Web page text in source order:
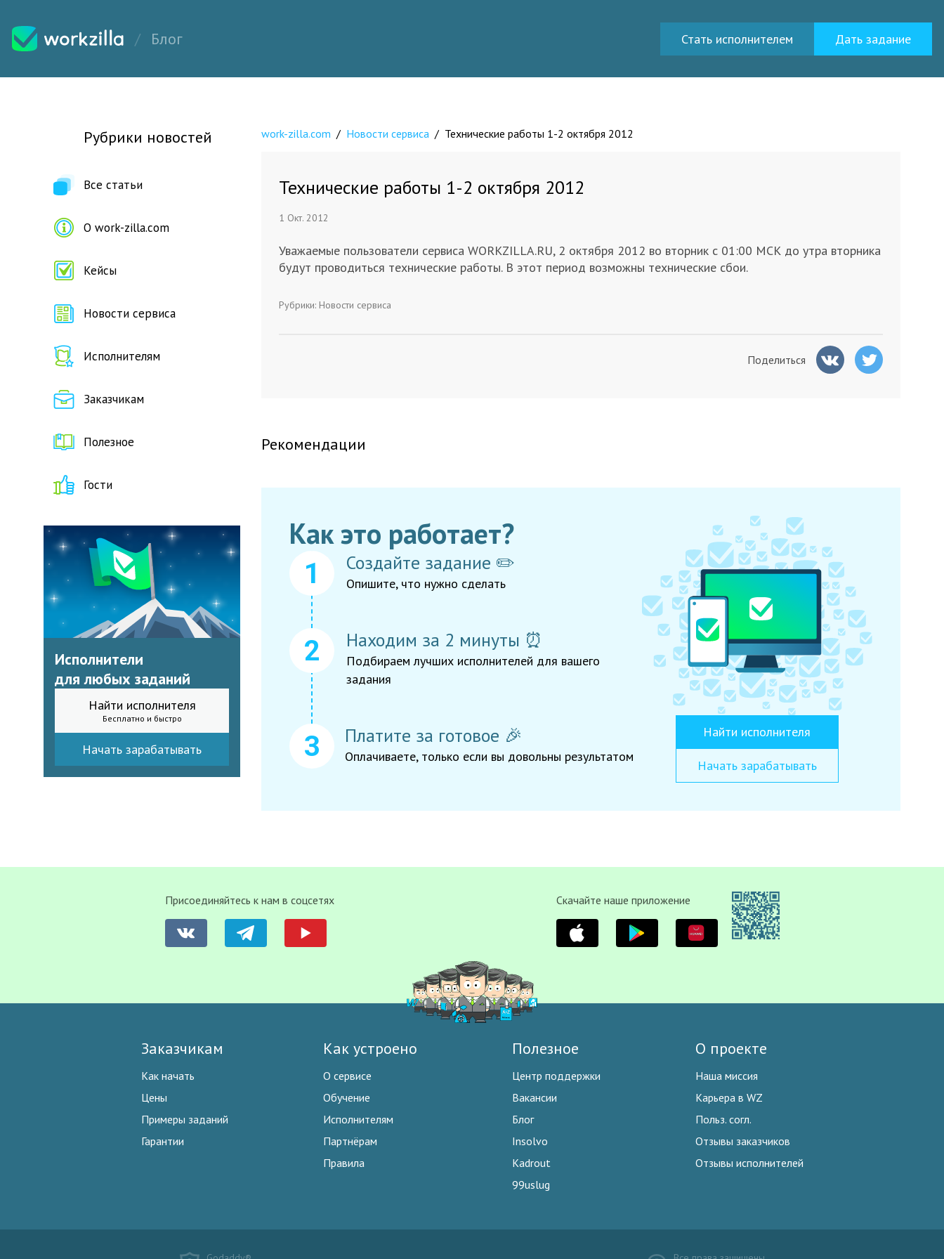
Блог Стать исполнителем Дать задание
Рубрики новостей
Все статьи
О work-zilla.com
Кейсы
Новости сервиса
Исполнителям
Заказчикам
Полезное
Гости
Исполнители
для любых заданий
Найти исполнителя
Бесплатно и быстро
Начать зарабатывать
work-zilla.com / Новости сервиса / Технические работы 1-2 октября 2012
Технические работы 1-2 октября 2012
1 Окт. 2012
Уважаемые пользователи сервиса WORKZILLA.RU, 2 октября 2012 во вторник с 01:00 МСК до утра вторника
будут проводиться технические работы. В этот период возможны технические сбои.
Рубрики: Новости сервиса
Поделиться
Рекомендации
Как это работает?
Создайте задание ✏️
Опишите, что нужно сделать
Находим за 2 минуты ⏰
Подбираем лучших исполнителей для вашего
задания
Платите за готовое 🎉
Оплачиваете, только если вы довольны результатом
Найти исполнителя
Начать зарабатывать
Присоединяйтесь к нам в соцсетях Скачайте наше приложение
Заказчикам
Как начать
Цены
Примеры заданий
Гарантии
Как устроено
О сервисе
Обучение
Исполнителям
Партнёрам
Правила
Полезное
Центр поддержки
Вакансии
Блог
Insolvo
Kadrout
99uslug
О проекте
Наша миссия
Карьера в WZ
Польз. согл.
Отзывы заказчиков
Отзывы исполнителей